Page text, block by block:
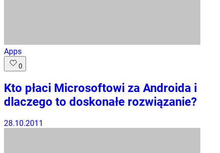
Apps
0
Kto płaci Microsoftowi za Androida i
dlaczego to doskonałe rozwiązanie?
28.10.2011